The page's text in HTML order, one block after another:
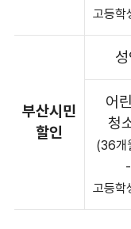
고등학
부산시민
할인
어
청
(36개
-
고등학